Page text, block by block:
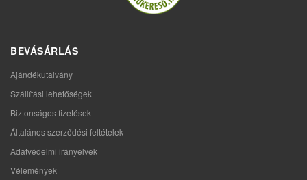
BEVÁSÁRLÁS
Ajándékutalvány
Szállítási lehetőségek
Biztonságos fizetések
Általános szerződési feltételek
Adatvédelmi irányelvek
Vélemények